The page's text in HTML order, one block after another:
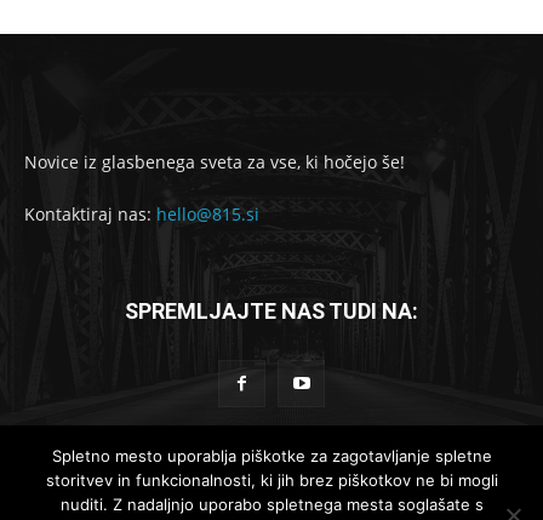
Novice iz glasbenega sveta za vse, ki hočejo še!
Kontaktiraj nas: hello@815.si
SPREMLJAJTE NAS TUDI NA:
© 2019-2025 - 815.si
Spletno mesto uporablja piškotke za zagotavljanje spletne
storitvev in funkcionalnosti, ki jih brez piškotkov ne bi mogli
nuditi. Z nadaljnjo uporabo spletnega mesta soglašate s